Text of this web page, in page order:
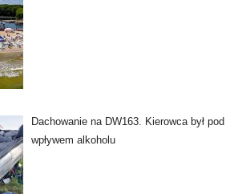
Dachowanie na DW163. Kierowca był pod
wpływem alkoholu